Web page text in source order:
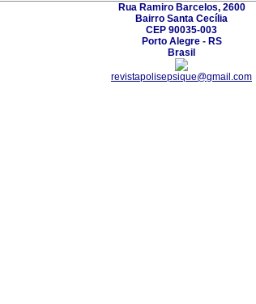
Rua Ramiro Barcelos, 2600
Bairro Santa Cecília
CEP 90035-003
Porto Alegre - RS
Brasil
revistapolisepsique@gmail.com